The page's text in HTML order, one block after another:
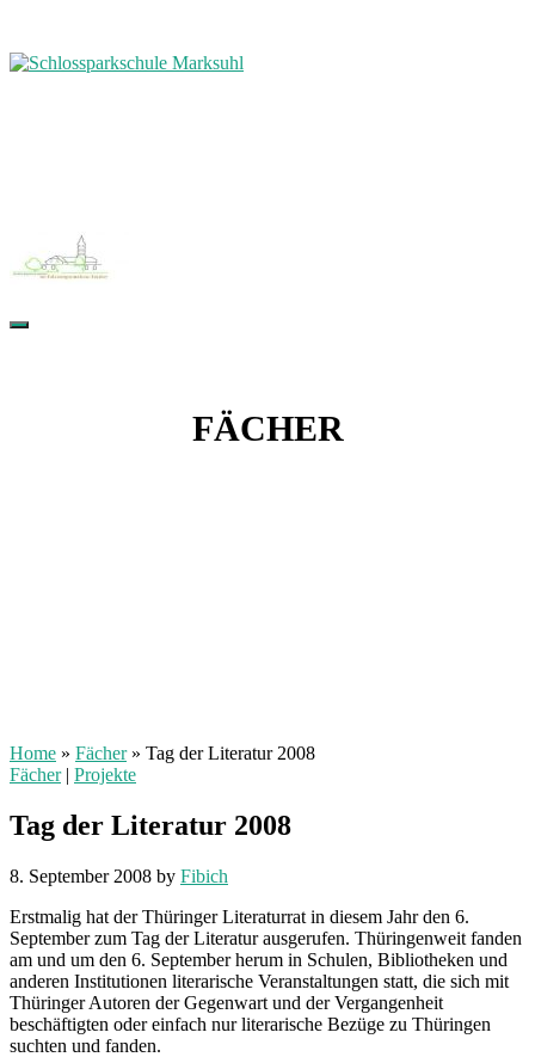
FÄCHER
Home » Fächer » Tag der Literatur 2008
Fächer| Projekte
Tag der Literatur 2008
8. September 2008 by Fibich
Erstmalig hat der Thüringer Literaturrat in diesem Jahr den 6.
September zum Tag der Literatur ausgerufen. Thüringenweit fanden
am und um den 6. September herum in Schulen, Bibliotheken und
anderen Institutionen literarische Veranstaltungen statt, die sich mit
Thüringer Autoren der Gegenwart und der Vergangenheit
beschäftigten oder einfach nur literarische Bezüge zu Thüringen
suchten und fanden.